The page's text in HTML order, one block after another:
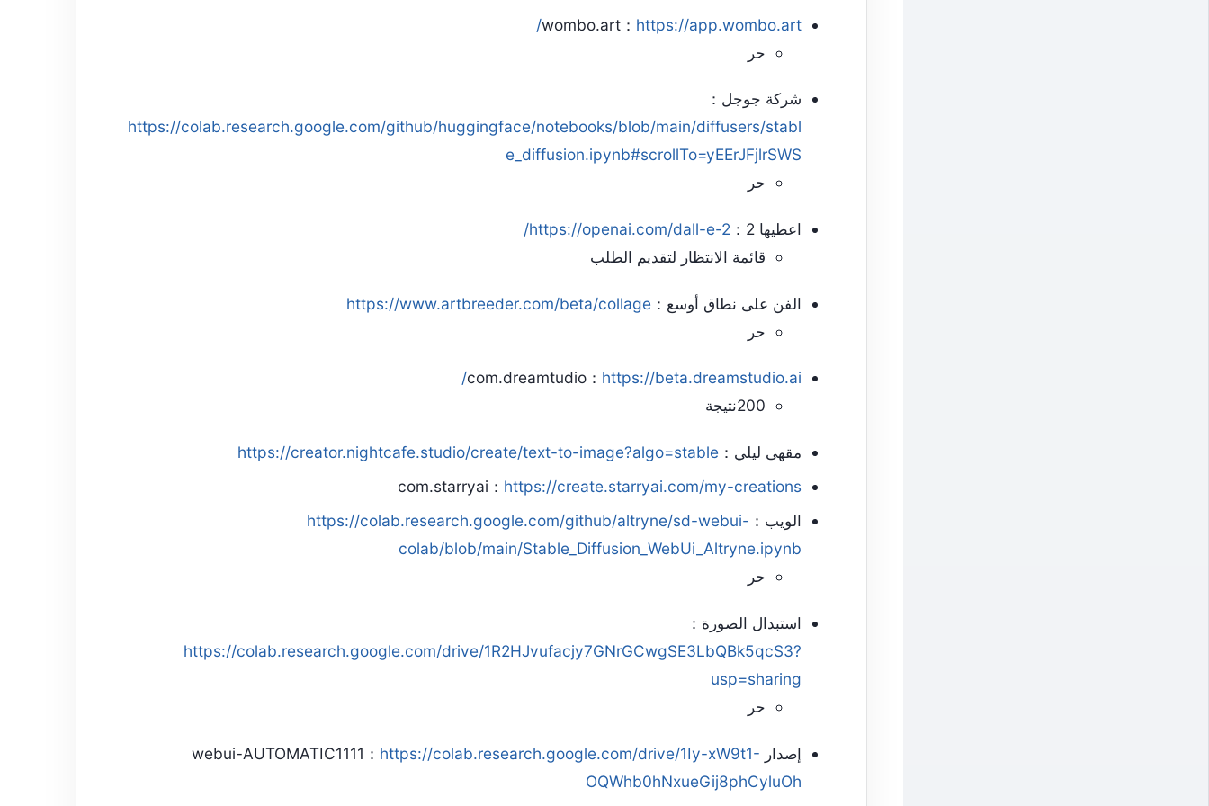
wombo.art： https://app.wombo.art/
حر
شركة جوجل：
https://colab.research.google.com/github/huggingface/notebooks/blob/main/diffusers/stabl
e_diffusion.ipynb#scrollTo=yEErJFjlrSWS
حر
اعطيها 2：
https://openai.com/dall-e-2/
قائمة الانتظار لتقديم الطلب
الفن على نطاق أوسع： https://www.artbreeder.com/beta/collage
حر
com.dreamtudio： https://beta.dreamstudio.ai/
200نتيجة
مقهى ليلي： https://creator.nightcafe.studio/create/text-to-image?algo=stable
com.starryai： https://create.starryai.com/my-creations
الويب： https://colab.research.google.com/github/altryne/sd-webui-
colab/blob/main/Stable_Diffusion_WebUi_Altryne.ipynb
حر
استبدال الصورة：
https://colab.research.google.com/drive/1R2HJvufacjy7GNrGCwgSE3LbQBk5qcS3?
usp=sharing
حر
إصدار webui-AUTOMATIC1111： https://colab.research.google.com/drive/1Iy-xW9t1-
OQWhb0hNxueGij8phCyluOh